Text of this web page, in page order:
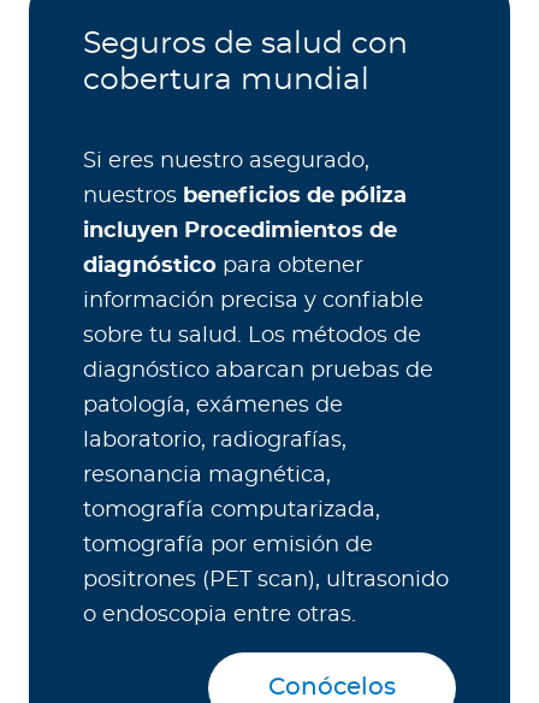
Seguros de salud con
cobertura mundial
Si eres nuestro asegurado,
nuestros beneficios de póliza
incluyen Procedimientos de
diagnóstico para obtener
información precisa y confiable
sobre tu salud. Los métodos de
diagnóstico abarcan pruebas de
patología, exámenes de
laboratorio, radiografías,
resonancia magnética,
tomografía computarizada,
tomografía por emisión de
positrones (PET scan), ultrasonido
o endoscopia entre otras.
Conócelos